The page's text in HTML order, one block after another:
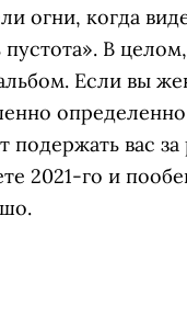
огни, когда
В
Если вы
вас за
2021-го и